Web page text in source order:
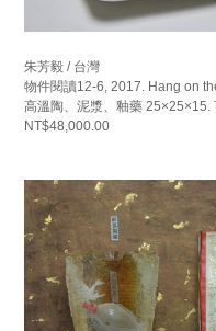
朱芳毅 / 台灣
物件閱讀12-6, 2017. Hang on
高溫陶、泥漿、釉藥 25×25×15.
NT$48,000.00